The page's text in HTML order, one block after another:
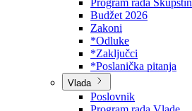
Skupština
Poslovnik
Program rada Skupštine
Budžet 2026
Zakoni
*Odluke
*Zaključci
*Poslanička pitanja